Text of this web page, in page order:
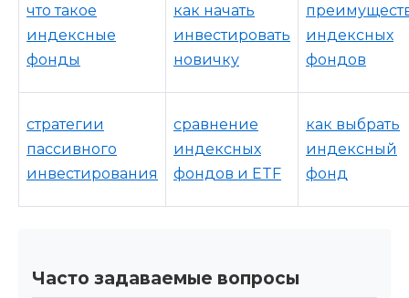
что такое
индексные
фонды
как начать
инвестировать
новичку
индексных
фондов
стратегии
пассивного
инвестирования
сравнение
индексных
фондов и ETF
как выбрать
индексный
фонд
Часто задаваемые вопросы